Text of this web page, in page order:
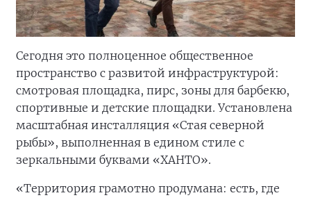
Сегодня это полноценное общественное
пространство с развитой инфраструктурой:
смотровая площадка, пирс, зоны для барбекю,
спортивные и детские площадки. Установлена
масштабная инсталляция «Стая северной
рыбы», выполненная в едином стиле с
зеркальными буквами «ХАНТО».
«Территория грамотно продумана: есть, где